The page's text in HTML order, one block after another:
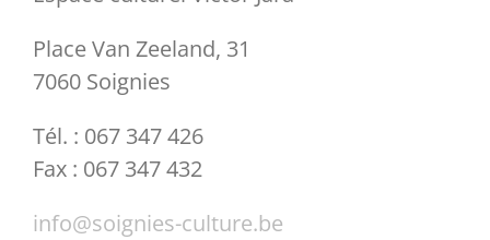
Place Van Zeeland, 31
7060 Soignies
Tél. : 067 347 426
Fax : 067 347 432
info@soignies-culture.be